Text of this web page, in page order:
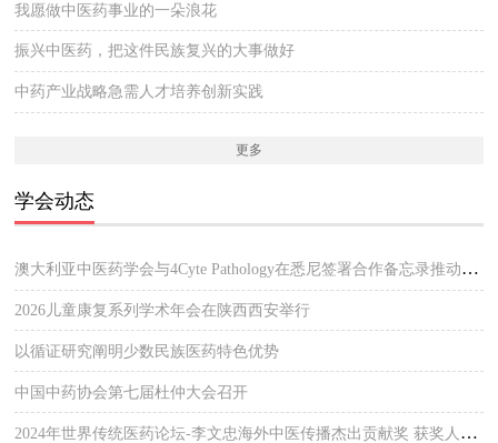
我愿做中医药事业的一朵浪花
振兴中医药，把这件民族复兴的大事做好
中药产业战略急需人才培养创新实践
更多
学会动态
澳大利亚中医药学会与4Cyte Pathology在悉尼签署合作备忘录推动中医临床与现代病理检测协作 开启澳大利亚中医专业发展新篇章
2026儿童康复系列学术年会在陕西西安举行
以循证研究阐明少数民族医药特色优势
中国中药协会第七届杜仲大会召开
2024年世界传统医药论坛-李文忠海外中医传播杰出贡献奖 获奖人员公示